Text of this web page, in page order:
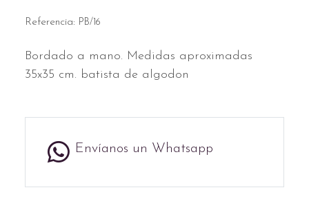
Referencia: PB/16
Bordado a mano. Medidas aproximadas
35x35 cm. batista de algodon
Envíanos un Whatsapp